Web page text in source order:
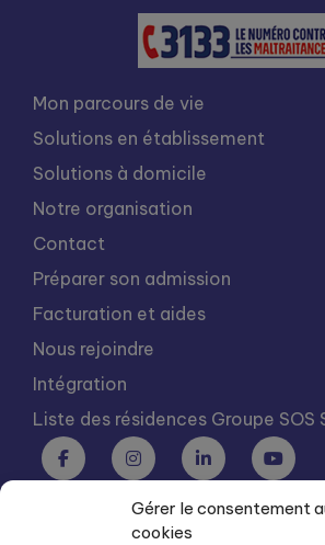
Gérer le consentement
cookies
Mon parcours de vie
Solutions en établissement
Solutions à domicile
Notre organisation
Contact
Préparer son admission
Facturation et aides
Nous rejoindre
Intégration
Liste des résidences Groupe SOS
Groupe SOS Seniors est une